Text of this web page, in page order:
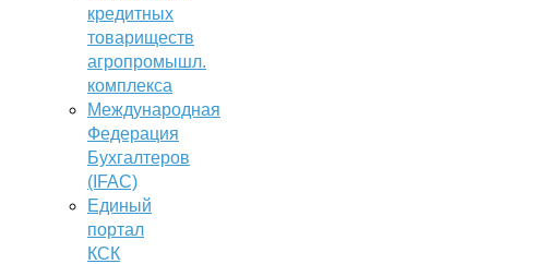
кредитных
товариществ
агропромышл.
комплекса
Международная
Федерация
Бухгалтеров
(IFAC)
Единый
портал
КСК